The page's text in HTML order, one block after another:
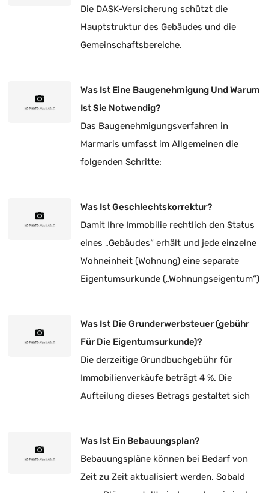
Die DASK-Versicherung schützt die
Hauptstruktur des Gebäudes und die
Gemeinschaftsbereiche.
Was Ist Eine Baugenehmigung Und Warum
Ist Sie Notwendig?
Das Baugenehmigungsverfahren in
Marmaris umfasst im Allgemeinen die
folgenden Schritte:
Was Ist Geschlechtskorrektur?
Damit Ihre Immobilie rechtlich den Status
eines „Gebäudes“ erhält und jede einzelne
Wohneinheit (Wohnung) eine separate
Eigentumsurkunde („Wohnungseigentum“)
Was Ist Die Grunderwerbsteuer (gebühr
Für Die Eigentumsurkunde)?
Die derzeitige Grundbuchgebühr für
Immobilienverkäufe beträgt 4 %. Die
Aufteilung dieses Betrags gestaltet sich
Was Ist Ein Bebauungsplan?
Bebauungspläne können bei Bedarf von
Zeit zu Zeit aktualisiert werden. Sobald